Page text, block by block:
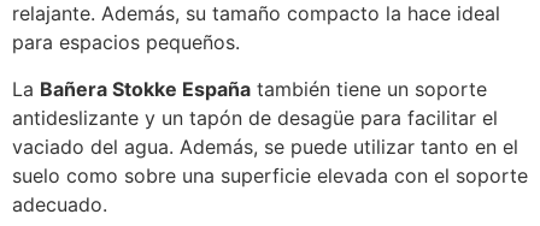
relajante. Además, su tamaño compacto la hace ideal
para espacios pequeños.
La Bañera Stokke España también tiene un soporte
antideslizante y un tapón de desagüe para facilitar el
vaciado del agua. Además, se puede utilizar tanto en el
suelo como sobre una superficie elevada con el soporte
adecuado.